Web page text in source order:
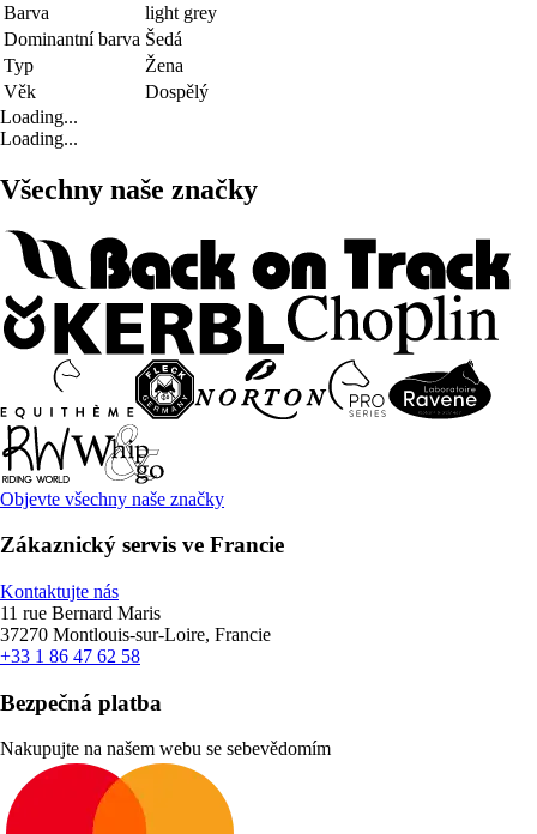
Barva
light grey
Dominantní barva Šedá
Typ
Žena
Věk
Dospělý
Loading...
Loading...
Všechny naše značky
Objevte všechny naše značky
Zákaznický servis ve Francie
Kontaktujte nás
11 rue Bernard Maris
37270 Montlouis-sur-Loire, Francie
+33 1 86 47 62 58
Bezpečná platba
Nakupujte na našem webu se sebevědomím